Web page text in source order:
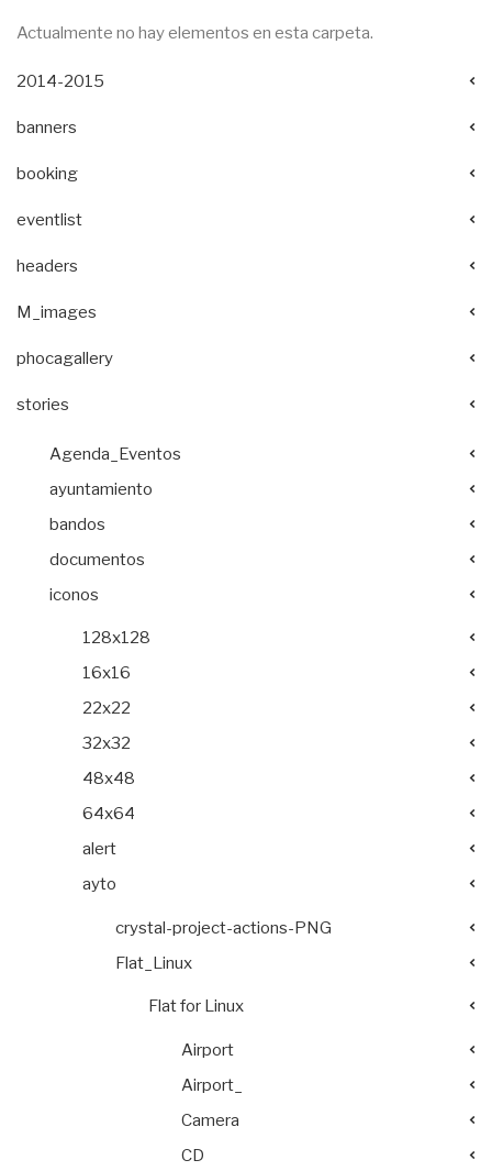
Actualmente no hay elementos en esta carpeta.
2014-2015
banners
booking
eventlist
headers
M_images
phocagallery
stories
Agenda_Eventos
ayuntamiento
bandos
documentos
iconos
128x128
16x16
22x22
32x32
48x48
64x64
alert
ayto
crystal-project-actions-PNG
Flat_Linux
Flat for Linux
Airport
Airport_
Camera
CD